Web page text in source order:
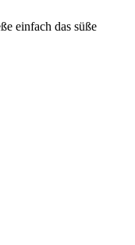
einfach das süße